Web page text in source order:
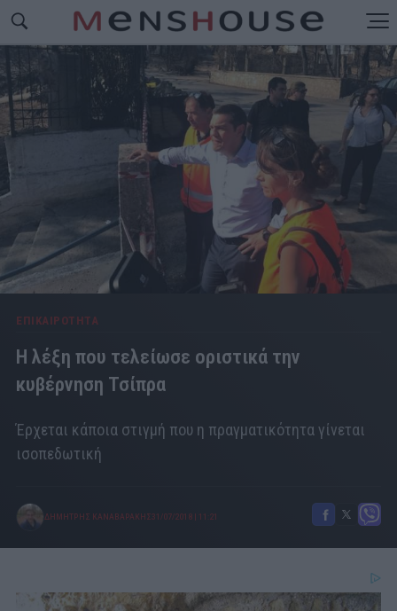
ΕΠΙΚΑΙΡΟΤΗΤΑ
Η λέξη που τελείωσε οριστικά την
κυβέρνηση Τσίπρα
Έρχεται κάποια στιγμή που η πραγματικότητα γίνεται
ισοπεδωτική
ΔΗΜΗΤΡΗΣ ΚΑΝΑΒΑΡΑΚΗΣ31/07/2018 11:21